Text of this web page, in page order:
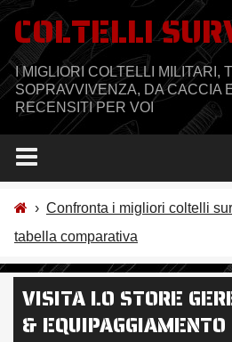
Salta
contenuto
COLTELLI
I MIGLIORI COLTELLI MILITARI,
SOPRAVVIVENZA, DA CACCIA
RECENSITI PER VOI
› Confronta i migliori coltelli
tabella comparativa
VISITA LO STORE
& EQUIPAGGIAMENTO